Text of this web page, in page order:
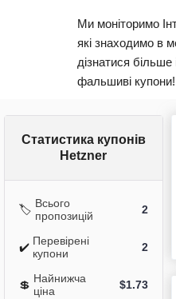
Ми моніторимо
які знаходимо в
дізнатися
фальшиві купони!
Статистика купонів
Hetzner
🏷️ Всього
пропозицій
2
✔️ Перевірені
купони
2
💲 Найнижча
ціна
$1.73